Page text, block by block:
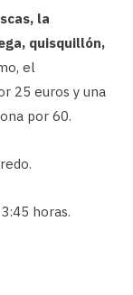
la
quisquillón,
el
25 euros y una
por 60.
horas.